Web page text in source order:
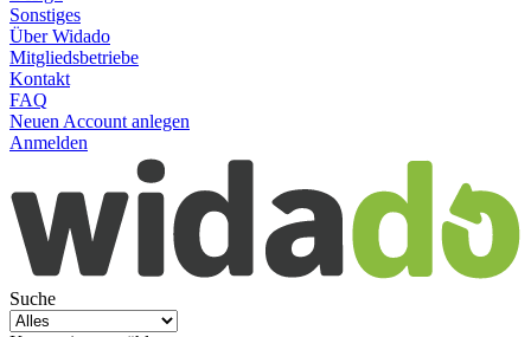
Sonstiges
Über Widado
Mitgliedsbetriebe
Kontakt
FAQ
Neuen Account anlegen
Anmelden
Suche